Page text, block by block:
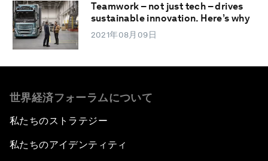
Teamwork – not just tech – drives
sustainable innovation. Here’s why
2021年08月09日
世界経済フォーラムについて
私たちのストラテジー
私たちのアイデンティティ